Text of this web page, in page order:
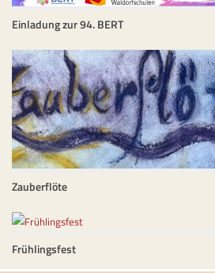
Einladung zur 94. BERT
Zauberflöte
Frühlingsfest